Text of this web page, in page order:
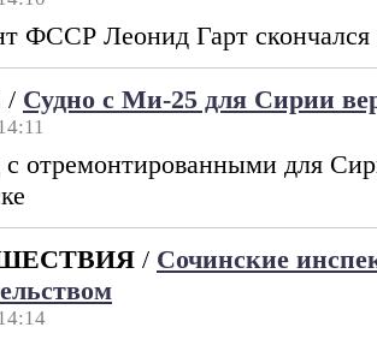
ФССР Леонид Гарт скончался
/ Судно с Ми-25 для Сирии
с отремонтированными для
/ Сочинские